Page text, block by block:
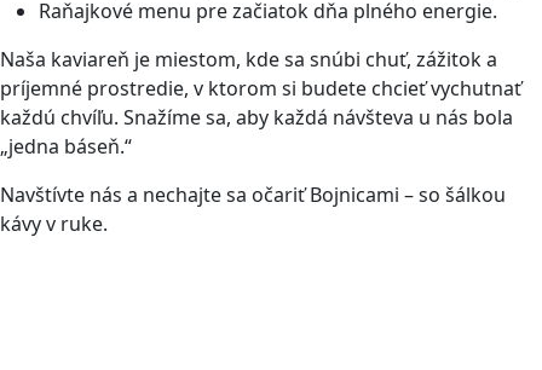
Raňajkové menu pre začiatok dňa plného energie.
Naša kaviareň je miestom, kde sa snúbi chuť, zážitok a
príjemné prostredie, v ktorom si budete chcieť vychutnať
každú chvíľu. Snažíme sa, aby každá návšteva u nás bola
„jedna báseň.“
Navštívte nás a nechajte sa očariť Bojnicami – so šálkou
kávy v ruke.